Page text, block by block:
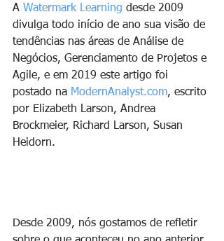
A Watermark Learning desde 2009
divulga todo início de ano sua visão de
tendências nas áreas de Análise de
Negócios, Gerenciamento de Projetos e
Agile, e em 2019 este artigo foi
postado na ModernAnalyst.com, escrito
por Elizabeth Larson, Andrea
Brockmeier, Richard Larson, Susan
Heidorn.
Desde 2009, nós gostamos de refletir